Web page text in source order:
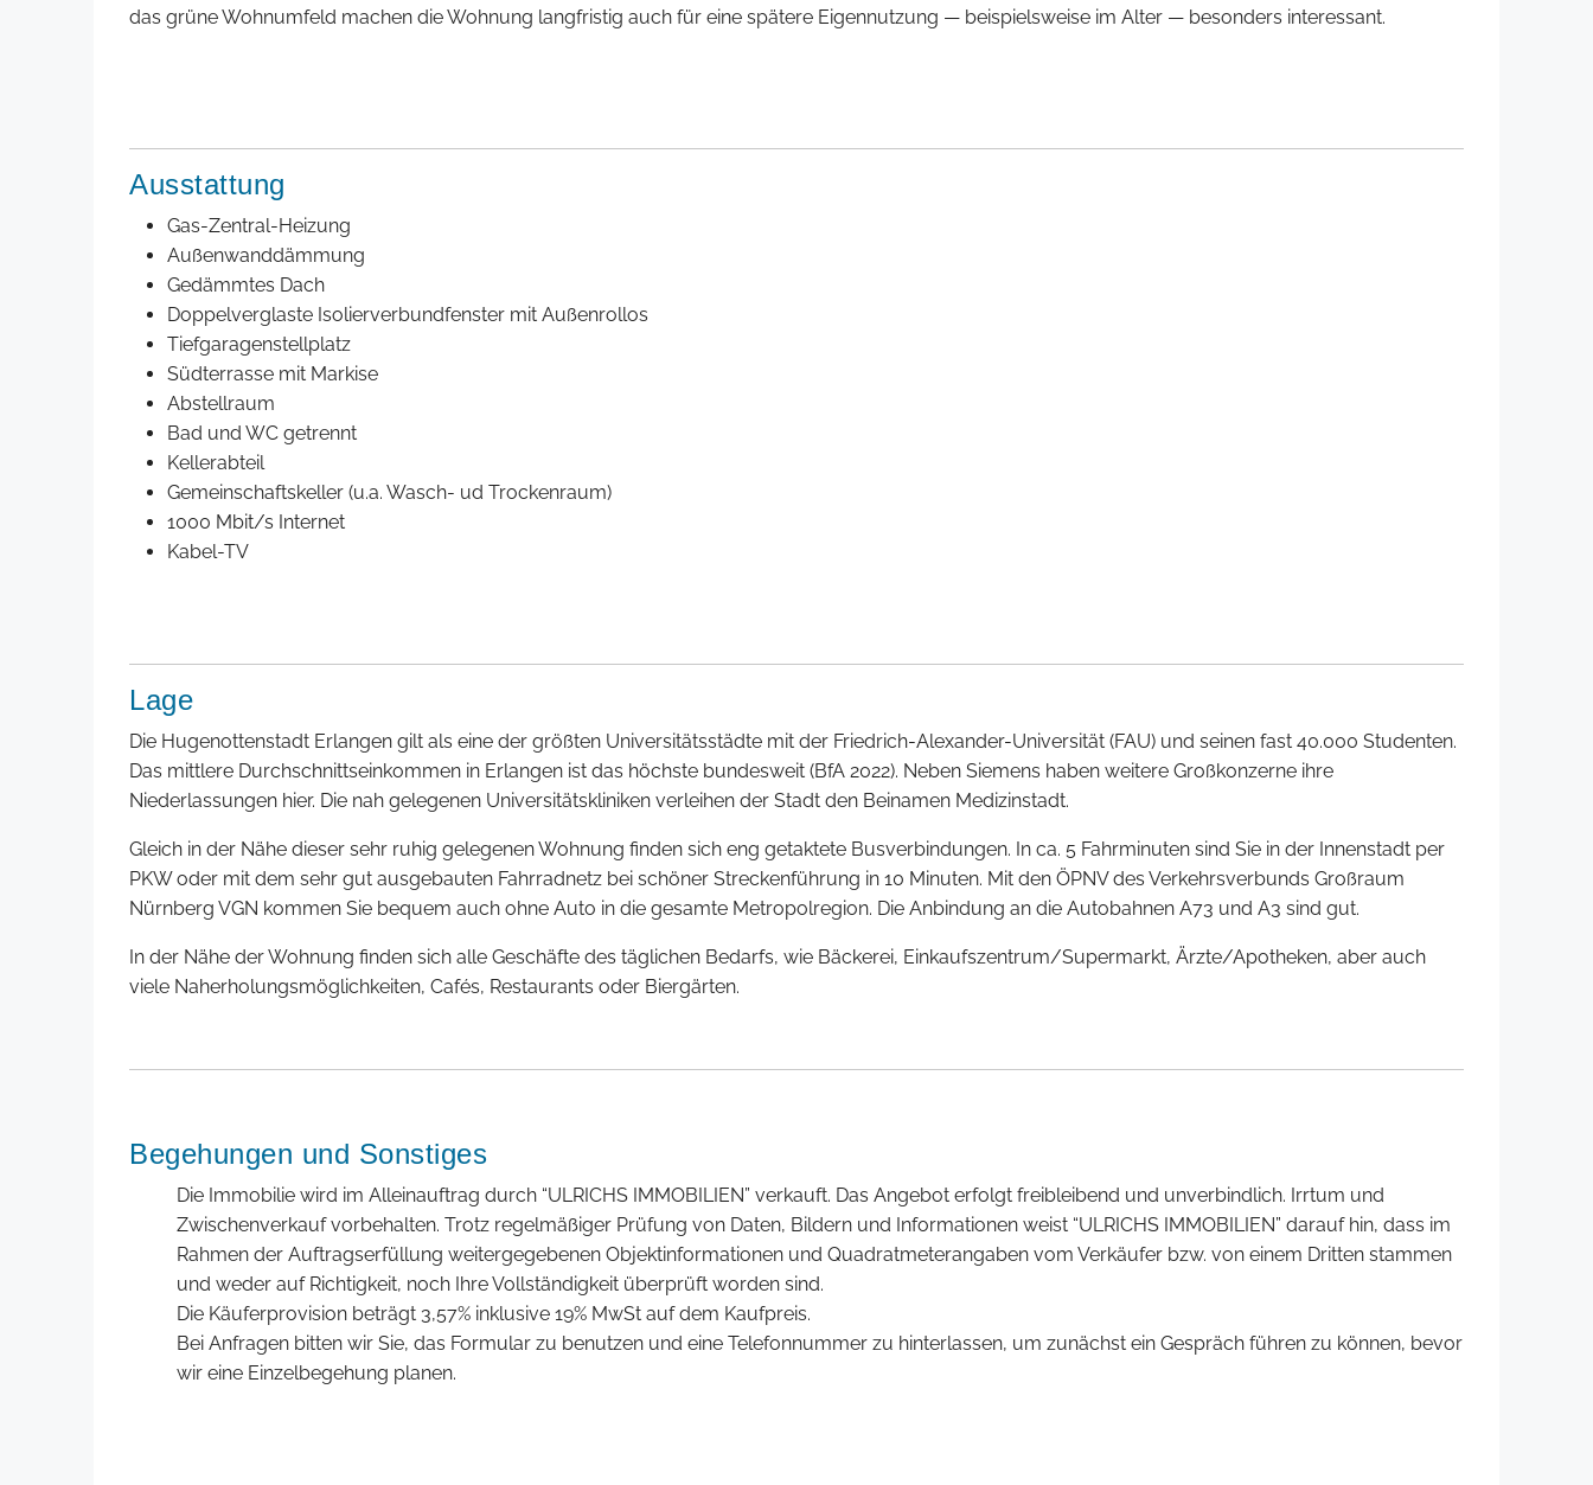
das grüne Wohnumfeld machen die Wohnung langfristig auch für eine spätere Eigennutzung — beispielsweise im Alter — besonders interessant.
Ausstattung
Gas-Zentral-Heizung
Außenwanddämmung
Gedämmtes Dach
Doppelverglaste Isolierverbundfenster mit Außenrollos
Tiefgaragenstellplatz
Südterrasse mit Markise
Abstellraum
Bad und WC getrennt
Kellerabteil
Gemeinschaftskeller (u.a. Wasch- ud Trockenraum)
1000 Mbit/s Internet
Kabel-TV
Lage
Die Hugenottenstadt Erlangen gilt als eine der größten Universitätsstädte mit der Friedrich-Alexander-Universität (FAU) und seinen fast 40.000 Studenten.
Das mittlere Durchschnittseinkommen in Erlangen ist das höchste bundesweit (BfA 2022). Neben Siemens haben weitere Großkonzerne ihre
Niederlassungen hier. Die nah gelegenen Universitätskliniken verleihen der Stadt den Beinamen Medizinstadt.
Gleich in der Nähe dieser sehr ruhig gelegenen Wohnung finden sich eng getaktete Busverbindungen. In ca. 5 Fahrminuten sind Sie in der Innenstadt per
PKW oder mit dem sehr gut ausgebauten Fahrradnetz bei schöner Streckenführung in 10 Minuten. Mit den ÖPNV des Verkehrsverbunds Großraum
Nürnberg VGN kommen Sie bequem auch ohne Auto in die gesamte Metropolregion. Die Anbindung an die Autobahnen A73 und A3 sind gut.
In der Nähe der Wohnung finden sich alle Geschäfte des täglichen Bedarfs, wie Bäckerei, Einkaufszentrum/Supermarkt, Ärzte/Apotheken, aber auch
viele Naherholungsmöglichkeiten, Cafés, Restaurants oder Biergärten.
Begehungen und Sonstiges
Die Immobilie wird im Alleinauftrag durch “ULRICHS IMMOBILIEN” verkauft. Das Angebot erfolgt freibleibend und unverbindlich. Irrtum und
Zwischenverkauf vorbehalten. Trotz regelmäßiger Prüfung von Daten, Bildern und Informationen weist “ULRICHS IMMOBILIEN” darauf hin, dass im
Rahmen der Auftragserfüllung weitergegebenen Objektinformationen und Quadratmeterangaben vom Verkäufer bzw. von einem Dritten stammen
und weder auf Richtigkeit, noch Ihre Vollständigkeit überprüft worden sind.
Die Käuferprovision beträgt 3,57% inklusive 19% MwSt auf dem Kaufpreis.
Bei Anfragen bitten wir Sie, das Formular zu benutzen und eine Telefonnummer zu hinterlassen, um zunächst ein Gespräch führen zu können, bevor
wir eine Einzelbegehung planen.